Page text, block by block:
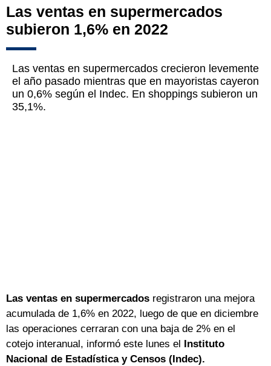
Las ventas en supermercados
subieron 1,6% en 2022
Las ventas en supermercados crecieron levemente
el año pasado mientras que en mayoristas cayeron
un 0,6% según el Indec. En shoppings subieron un
35,1%.
Las ventas en supermercados registraron una mejora
acumulada de 1,6% en 2022, luego de que en diciembre
las operaciones cerraran con una baja de 2% en el
cotejo interanual, informó este lunes el Instituto
Nacional de Estadística y Censos (Indec).